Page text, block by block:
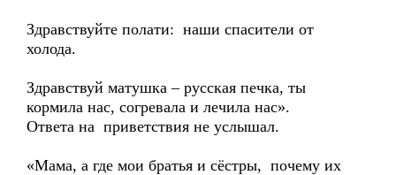
Здравствуйте полати: наши спасители от
холода.
Здравствуй матушка – русская печка, ты
кормила нас, согревала и лечила нас».
Ответа на приветствия не услышал.
«Мама, а где мои братья и сёстры, почему их